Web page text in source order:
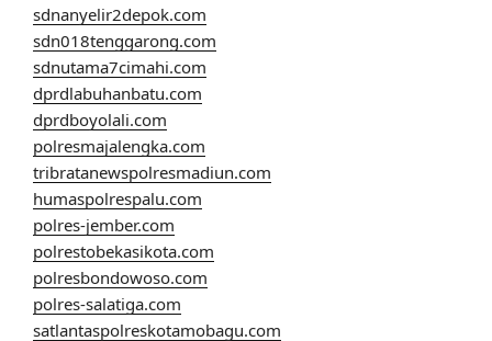
sdnanyelir2depok.com
sdn018tenggarong.com
sdnutama7cimahi.com
dprdlabuhanbatu.com
dprdboyolali.com
polresmajalengka.com
tribratanewspolresmadiun.com
humaspolrespalu.com
polres-jember.com
polrestobekasikota.com
polresbondowoso.com
polres-salatiga.com
satlantaspolreskotamobagu.com